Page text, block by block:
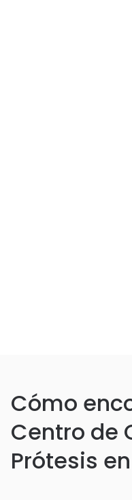
Cómo
Centro de
Prótesis